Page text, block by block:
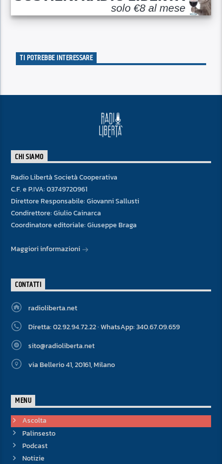
TI POTREBBE INTERESSARE
CHI SIAMO
Radio Libertà Società Cooperativa
C.F. e P.IVA: 03749720961
Direttore Responsabile: Giovanni Sallusti
Condirettore: Giulio Cainarca
Coordinatore editoriale: Giuseppe Braga
Maggiori informazioni
CONTATTI
radioliberta.net
Diretta: 02.92.94.72.22 · WhatsApp: 340.67.09.659
sito@radioliberta.net
via Bellerio 41, 20161, Milano
MENU
Ascolta
Palinsesto
Podcast
Notizie